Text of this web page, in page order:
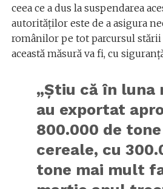
ceea ce a dus la suspendarea
autorităților este de a asigura
românilor pe tot parcursul
această măsură va fi, cu
„Ştiu că în luna
au exportat
800.000 de
cereale, cu
tone mai mult